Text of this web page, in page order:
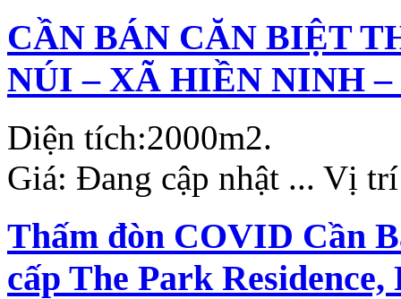
CẦN BÁN CĂN BIỆT
NÚI – XÃ HIỀN NINH –
Diện tích:2000m2.
Giá: Đang cập nhật ... Vị
Thấm đòn COVID Cần
cấp The Park